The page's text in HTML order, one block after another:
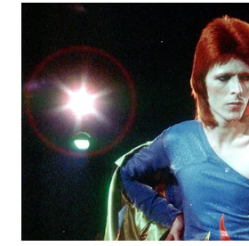
PADANG
WN
SUMEDANG
WN
CIANJUR
WN
KEPULAUAN